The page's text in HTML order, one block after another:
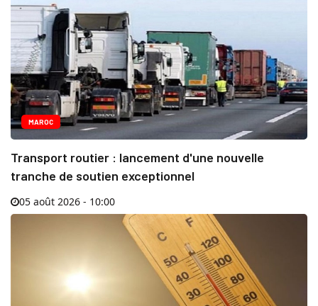
MAROC
Transport routier : lancement d'une nouvelle
tranche de soutien exceptionnel
05 août 2026 - 10:00